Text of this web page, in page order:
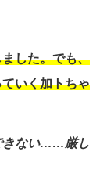
した。でも、
いく加トちゃ
きない……厳し